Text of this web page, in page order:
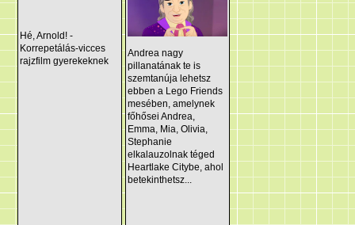
Hé, Arnold! -
Korrepetálás-vicces
rajzfilm gyerekeknek
Andrea nagy
pillanatának te is
szemtanúja lehetsz
ebben a Lego Friends
mesében, amelynek
főhősei Andrea,
Emma, Mia, Olivia,
Stephanie
elkalauzolnak téged
Heartlake Citybe, ahol
betekinthetsz...